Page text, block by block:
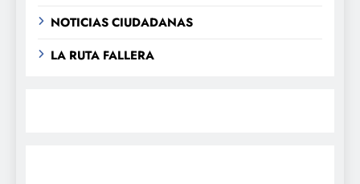
NOTICIAS CIUDADANAS
LA RUTA FALLERA